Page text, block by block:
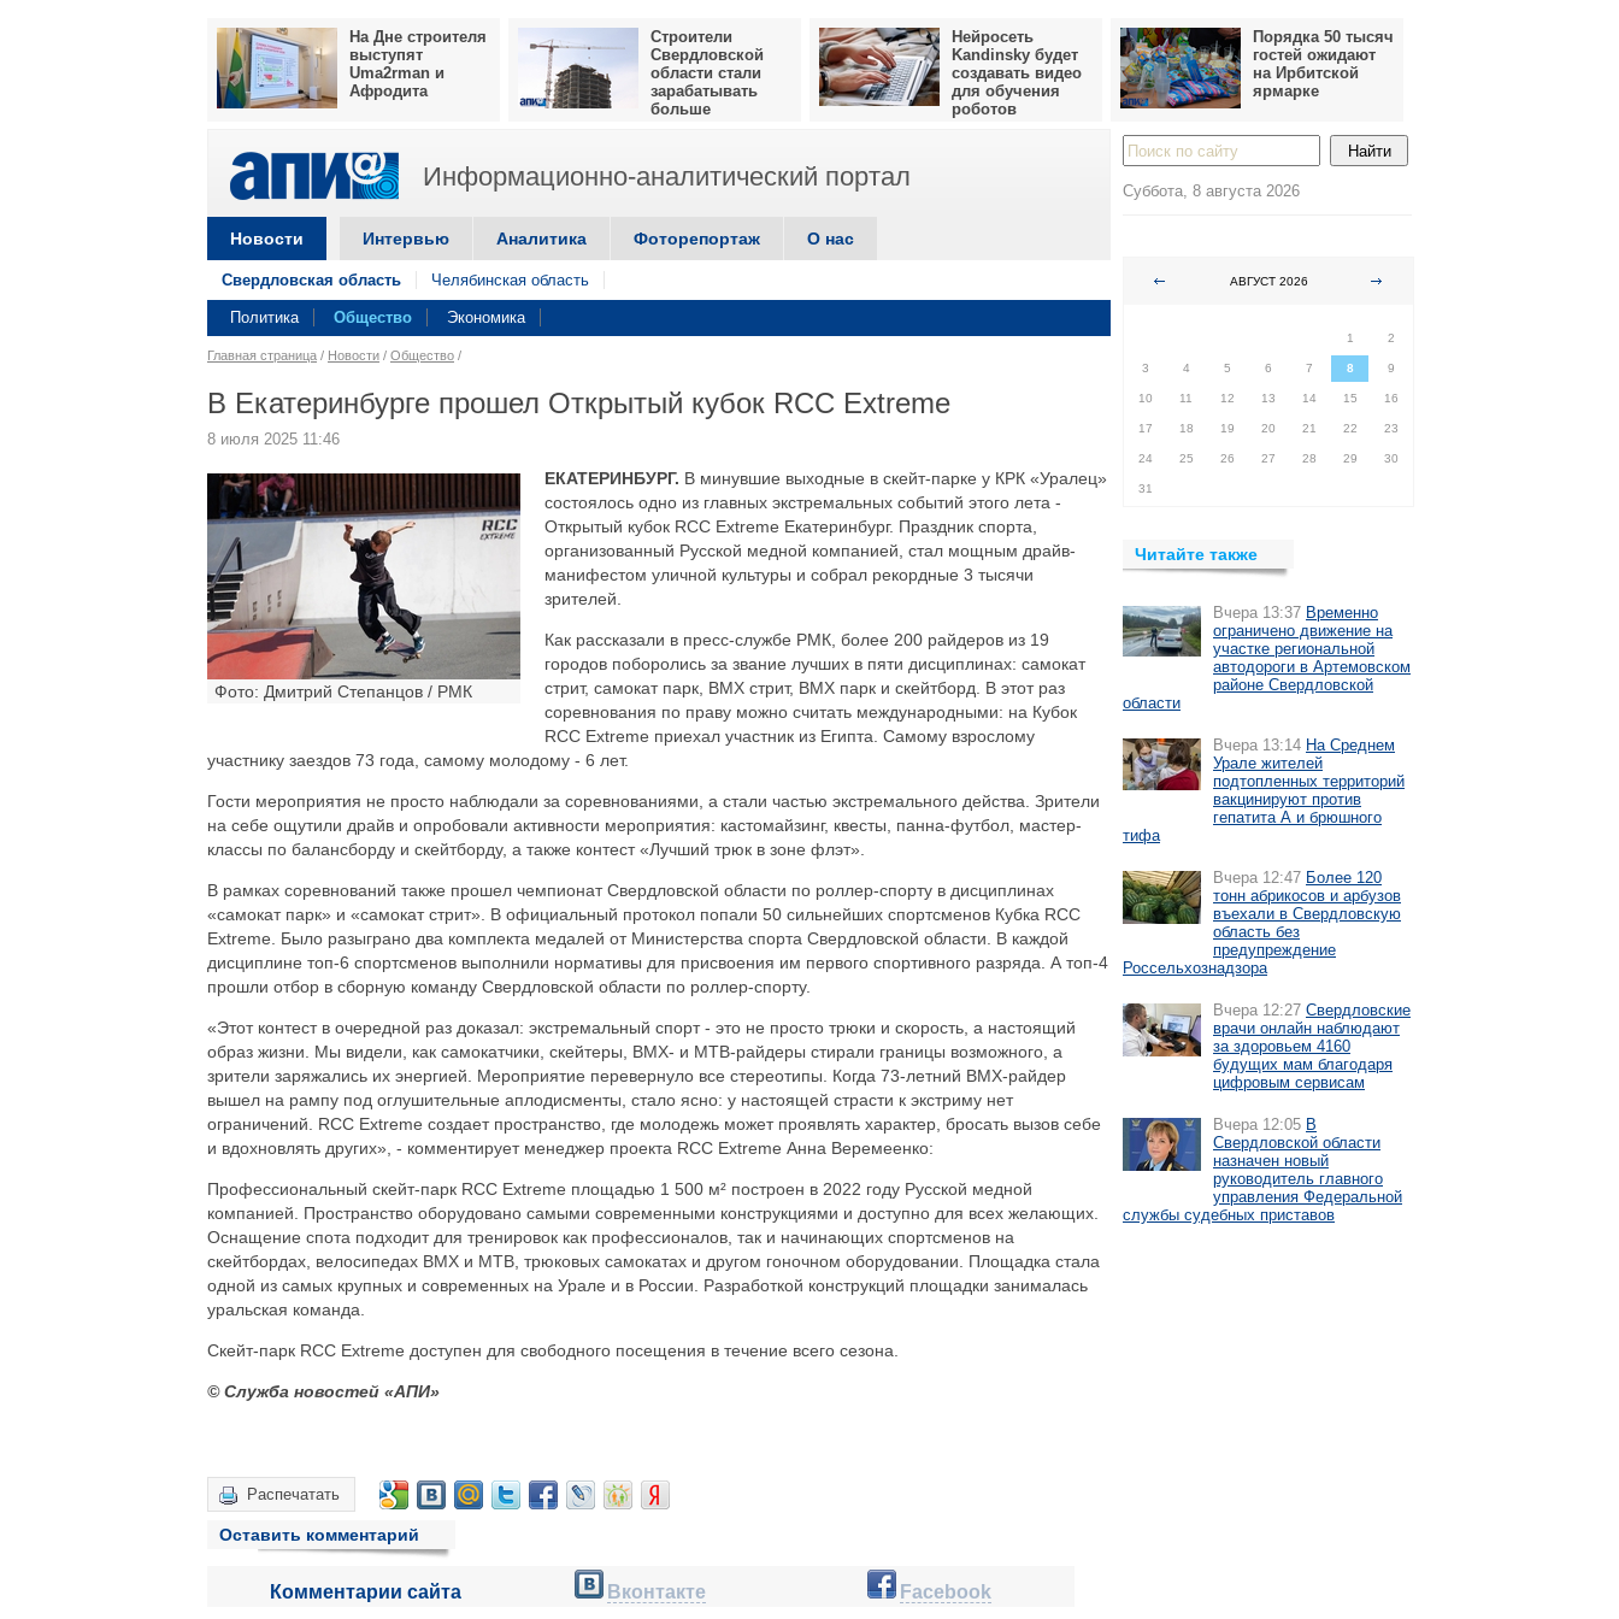
На Дне строителя
выступят
Uma2rman и
Афродита
Строители
Свердловской
области стали
зарабатывать
больше
Нейросеть
Kandinsky будет
создавать видео
для обучения
роботов
Порядка 50 тысяч
гостей ожидают
на Ирбитской
ярмарке
Информационно-аналитический портал
Новости Интервью Аналитика Фоторепортаж О нас
Свердловская область Челябинская область
Политика Общество Экономика
Главная страница / Новости / Общество /
В Екатеринбурге прошел Открытый кубок RCC Extreme
8 июля 2025 11:46
Фото: Дмитрий Степанцов / РМК
ЕКАТЕРИНБУРГ. В минувшие выходные в скейт-парке у КРК «Уралец»
состоялось одно из главных экстремальных событий этого лета -
Открытый кубок RCC Extreme Екатеринбург. Праздник спорта,
организованный Русской медной компанией, стал мощным драйв-
манифестом уличной культуры и собрал рекордные 3 тысячи
зрителей.
Как рассказали в пресс-службе РМК, более 200 райдеров из 19
городов поборолись за звание лучших в пяти дисциплинах: самокат
стрит, самокат парк, ВМХ стрит, ВМХ парк и скейтборд. В этот раз
соревнования по праву можно считать международными: на Кубок
RCC Extreme приехал участник из Египта. Самому взрослому
участнику заездов 73 года, самому молодому - 6 лет.
Гости мероприятия не просто наблюдали за соревнованиями, а стали частью экстремального действа. Зрители
на себе ощутили драйв и опробовали активности мероприятия: кастомайзинг, квесты, панна-футбол, мастер-
классы по балансборду и скейтборду, а также контест «Лучший трюк в зоне флэт».
В рамках соревнований также прошел чемпионат Свердловской области по роллер-спорту в дисциплинах
«самокат парк» и «самокат стрит». В официальный протокол попали 50 сильнейших спортсменов Кубка RCC
Extreme. Было разыграно два комплекта медалей от Министерства спорта Свердловской области. В каждой
дисциплине топ-6 спортсменов выполнили нормативы для присвоения им первого спортивного разряда. А топ-4
прошли отбор в сборную команду Свердловской области по роллер-спорту.
«Этот контест в очередной раз доказал: экстремальный спорт - это не просто трюки и скорость, а настоящий
образ жизни. Мы видели, как самокатчики, скейтеры, BMX- и MTB-райдеры стирали границы возможного, а
зрители заряжались их энергией. Мероприятие перевернуло все стереотипы. Когда 73-летний BMX-райдер
вышел на рампу под оглушительные аплодисменты, стало ясно: у настоящей страсти к экстриму нет
ограничений. RCC Extreme создает пространство, где молодежь может проявлять характер, бросать вызов себе
и вдохновлять других», - комментирует менеджер проекта RCC Extreme Анна Веремеенко:
Профессиональный скейт-парк RCC Extreme площадью 1 500 м² построен в 2022 году Русской медной
компанией. Пространство оборудовано самыми современными конструкциями и доступно для всех желающих.
Оснащение спота подходит для тренировок как профессионалов, так и начинающих спортсменов на
скейтбордах, велосипедах ВМХ и МТВ, трюковых самокатах и другом гоночном оборудовании. Площадка стала
одной из самых крупных и современных на Урале и в России. Разработкой конструкций площадки занималась
уральская команда.
Скейт-парк RCC Extreme доступен для свободного посещения в течение всего сезона.
© Служба новостей «АПИ»
Распечатать
Оставить комментарий
Комментарии сайта Вконтакте Facebook
Суббота, 8 августа 2026
АВГУСТ 2026
1
2
3 4 5 6 7 8 9
10 11 12 13 14 15 16
17 18 19 20 21 22 23
24 25 26 27 28 29 30
31
Читайте также
Вчера 13:37 Временно
ограничено движение на
участке региональной
автодороги в Артемовском
районе Свердловской
области
Вчера 13:14 На Среднем
Урале жителей
подтопленных территорий
вакцинируют против
гепатита А и брюшного
тифа
Вчера 12:47 Более 120
тонн абрикосов и арбузов
въехали в Свердловскую
область без
предупреждение
Россельхознадзора
Вчера 12:27 Свердловские
врачи онлайн наблюдают
за здоровьем 4160
будущих мам благодаря
цифровым сервисам
Вчера 12:05 В
Свердловской области
назначен новый
руководитель главного
управления Федеральной
службы судебных приставов